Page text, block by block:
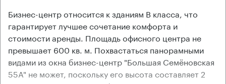
Бизнес-центр относится к зданиям В класса, что
гарантирует лучшее сочетание комфорта и
стоимости аренды. Площадь офисного центра не
превышает 600 кв. м. Похвастаться панорамными
видами из окна бизнес-центр "Большая Семёновская
55А" не может, поскольку его высота составляет 2